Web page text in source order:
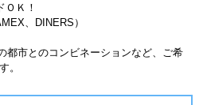
Ｋ！
、DINERS）
市とのコンビネーションなど、ご希
。